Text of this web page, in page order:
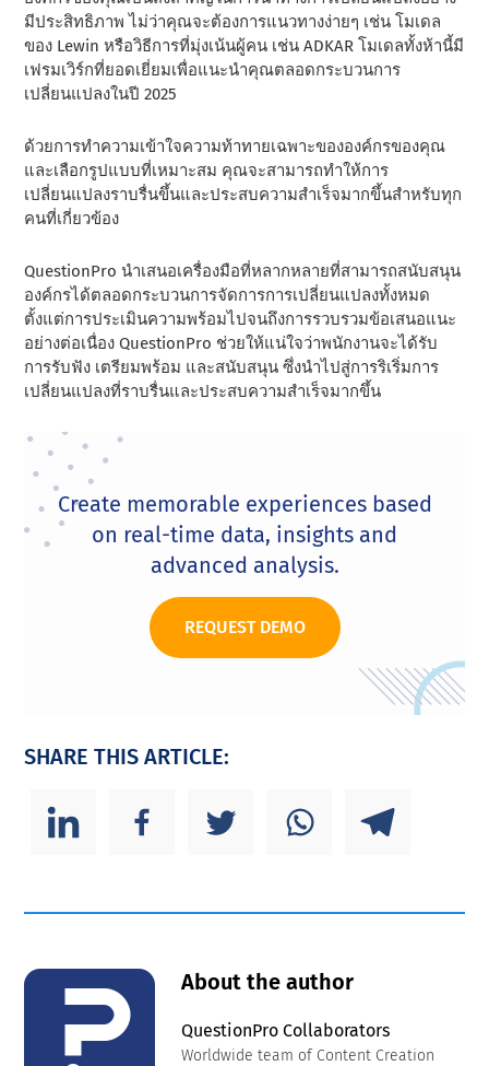
มีประสิทธิภาพ ไม่ว่าคุณจะต้องการแนวทางง่ายๆ เช่น โมเดล
ของ Lewin หรือวิธีการที่มุ่งเน้นผู้คน เช่น ADKAR โมเดลทั้งห้านี้มี
เฟรมเวิร์กที่ยอดเยี่ยมเพื่อแนะนําคุณตลอดกระบวนการ
เปลี่ยนแปลงในปี 2025
ด้วยการทําความเข้าใจความท้าทายเฉพาะขององค์กรของคุณ
และเลือกรูปแบบที่เหมาะสม คุณจะสามารถทําให้การ
เปลี่ยนแปลงราบรื่นขึ้นและประสบความสําเร็จมากขึ้นสําหรับทุก
คนที่เกี่ยวข้อง
QuestionPro นําเสนอเครื่องมือที่หลากหลายที่สามารถสนับสนุน
องค์กรได้ตลอดกระบวนการจัดการการเปลี่ยนแปลงทั้งหมด
ตั้งแต่การประเมินความพร้อมไปจนถึงการรวบรวมข้อเสนอแนะ
อย่างต่อเนื่อง QuestionPro ช่วยให้แน่ใจว่าพนักงานจะได้รับ
การรับฟัง เตรียมพร้อม และสนับสนุน ซึ่งนําไปสู่การริเริ่มการ
เปลี่ยนแปลงที่ราบรื่นและประสบความสําเร็จมากขึ้น
Create memorable experiences based
on real-time data, insights and
advanced analysis.
REQUEST DEMO
SHARE THIS ARTICLE:
About the author
QuestionPro Collaborators
Worldwide team of Content Creation